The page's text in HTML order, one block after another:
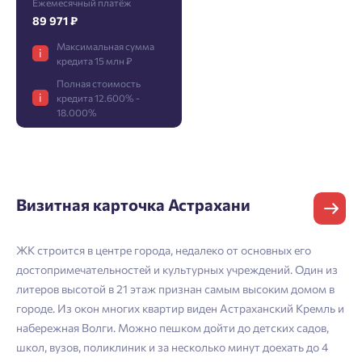
Ежемесячный платёж
89 971 ₽
i
Максимальная сумма
кредита 15 млн ₽
i
Полная стоимость
кредита 12.600% -
18.000%
Фамилия
Отчество
Телефон
Визитная карточка Астрахани
ЖК строится в центре города, недалеко от основных его
достопримечательностей и культурных учреждений. Один из
литеров высотой в 21 этаж признан самым высоким домом в
городе. Из окон многих квартир виден Астраханский Кремль и
набережная Волги. Можно пешком дойти до детских садов,
школ, вузов, поликлиник и за несколько минут доехать до 4
Пожалуйста, оставьте ваши контакты и мы вам
перезвоним.
Телефон
Согласен на обработку персональных данных
Согласен получать информационную рассылку
Отправить
Добро пожаловать в личный
кабинет
Добавляйте планировки в избранное
Больше никаких паролей! Введите номер
и мы вышлем вам одноразовый код
подтверждения.
Выбор города
Ростов-на-Дону
Владивосток
Астрахань
Подбор квартиры за 3 минуты